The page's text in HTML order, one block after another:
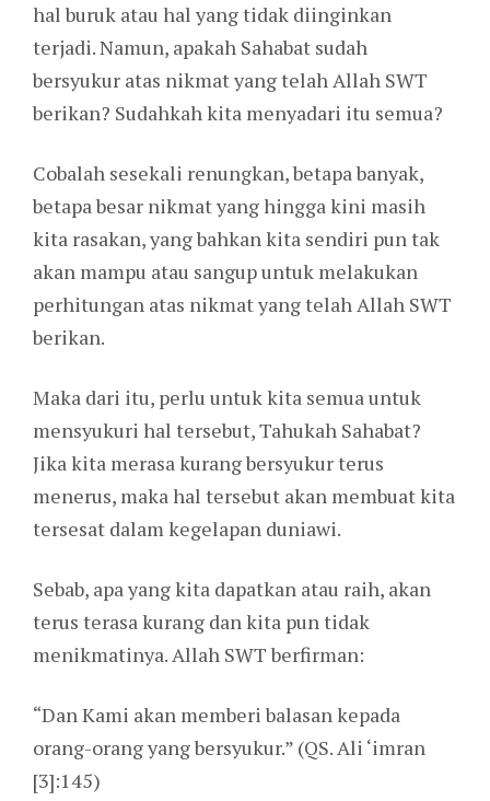
hal buruk atau hal yang tidak diinginkan
terjadi. Namun, apakah Sahabat sudah
bersyukur atas nikmat yang telah Allah SWT
berikan? Sudahkah kita menyadari itu semua?
Cobalah sesekali renungkan, betapa banyak,
betapa besar nikmat yang hingga kini masih
kita rasakan, yang bahkan kita sendiri pun tak
akan mampu atau sangup untuk melakukan
perhitungan atas nikmat yang telah Allah SWT
berikan.
Maka dari itu, perlu untuk kita semua untuk
mensyukuri hal tersebut, Tahukah Sahabat?
Jika kita merasa kurang bersyukur terus
menerus, maka hal tersebut akan membuat kita
tersesat dalam kegelapan duniawi.
Sebab, apa yang kita dapatkan atau raih, akan
terus terasa kurang dan kita pun tidak
menikmatinya. Allah SWT berfirman:
“Dan Kami akan memberi balasan kepada
orang-orang yang bersyukur.” (QS. Ali ‘imran
[3]:145)